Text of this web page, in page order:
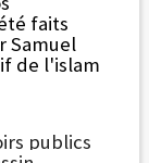
faits
Samuel
de l'islam
publics